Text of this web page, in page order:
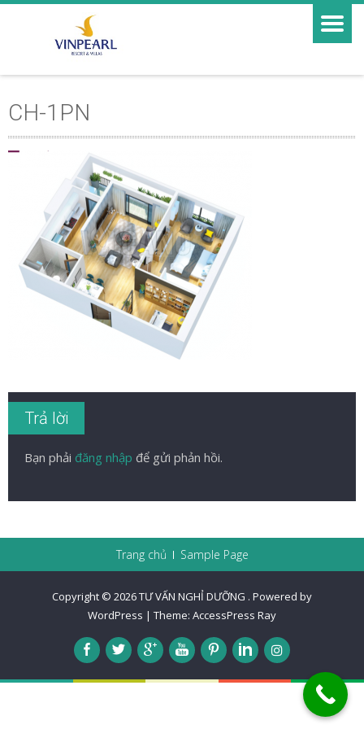
CH-1PN
Trả lời
Bạn phải đăng nhập để gửi phản hồi.
Trang chủ Sample Page
Copyright © 2026TƯ VẤN NGHỈ DƯỠNG . Powered by
WordPress | Theme: AccessPress Ray